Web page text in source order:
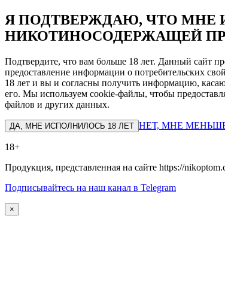
Я ПОДТВЕРЖДАЮ, ЧТО МНЕ
НИКОТИНОСОДЕРЖАЩЕЙ
Подтвердите, что вам больше 18 лет. Данный сайт
предоставление информации о потребительских
18 лет и вы и согласны получить информацию,
его. Мы используем cookie-файлы, чтобы
файлов и других данных.
ДА, МНЕ ИСПОЛНИЛОСЬ 18 ЛЕТ НЕТ, МНЕ
18+
Продукция, представленная на сайте https://
Подписывайтесь на наш канал в Telegram
×